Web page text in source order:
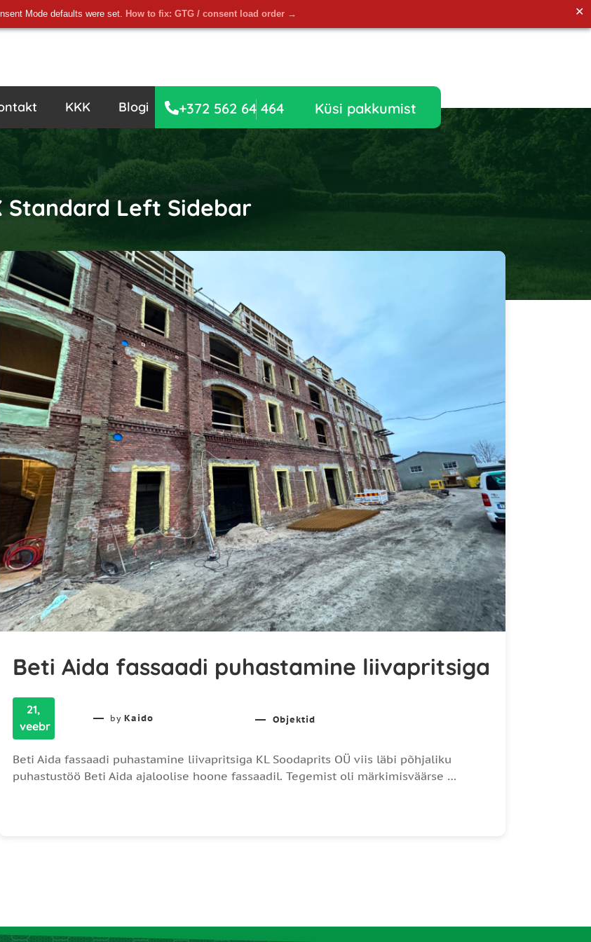
Mode defaults were set. How to fix: GTG / consent load order → ✕
KKK Blogi Küsi pakkumist
+372 562 64 464
Standard Left Sidebar
Beti Aida fassaadi puhastamine liivapritsiga
21,
veebr
by Kaido Objektid
Beti Aida fassaadi puhastamine liivapritsiga KL Soodaprits OÜ viis läbi põhjaliku
puhastustöö Beti Aida ajaloolise hoone fassaadil. Tegemist oli märkimisväärse …